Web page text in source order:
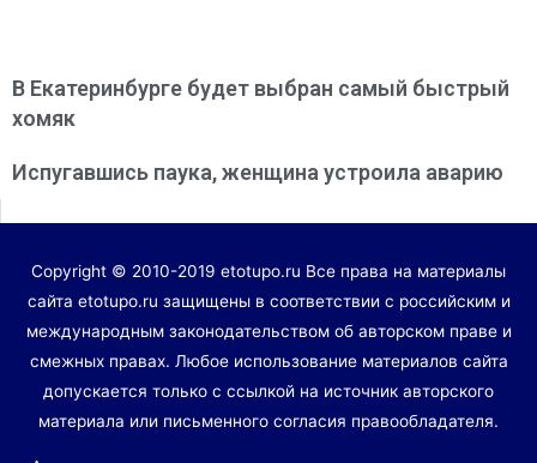
В Екатеринбурге будет выбран самый быстрый
хомяк
Испугавшись паука, женщина устроила аварию
Copyright © 2010-2019 etotupo.ru Все права на материалы
сайта etotupo.ru защищены в соответствии с российским и
международным законодательством об авторском праве и
смежных правах. Любое использование материалов сайта
допускается только с ссылкой на источник авторского
материала или письменного согласия правообладателя.